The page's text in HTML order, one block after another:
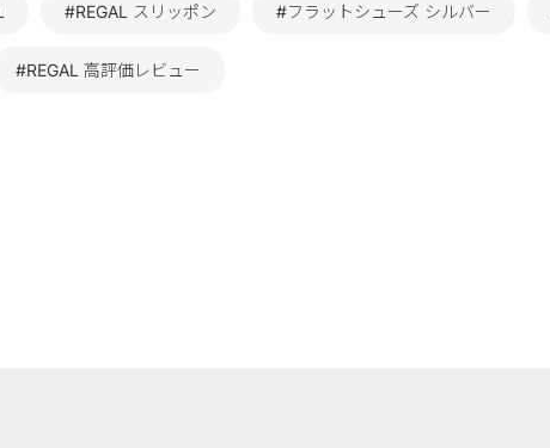
#REGAL スリッポン #フラットシューズ シルバー
#REGAL 高評価レビュー